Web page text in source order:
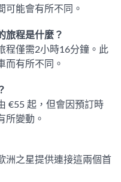
可能會有所不同。
旅程是什麼？
程僅需2小時16分鐘。此
而有所不同。
€55 起，但會因預訂時
所變動。
洲之星提供連接這兩個首